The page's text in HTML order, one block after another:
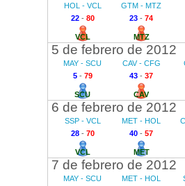
HOL - VCL
22- 80
VCL
GTM - MTZ
23 - 74
MTZ
5 de febrero de 2012
MAY - SCU
5- 79
SCU
CAV - CFG
43 - 37
CAV
6 de febrero de 2012
SSP - VCL
28- 70
VCL
MET - HOL
40 - 57
MET
7 de febrero de 2012
MAY - SCU
MET - HOL